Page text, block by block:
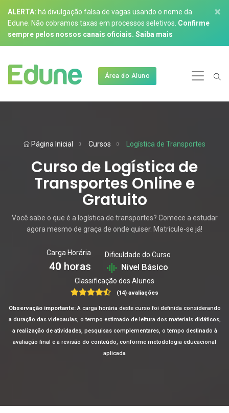
ALERTA: há divulgação falsa de vagas usando o nome da
Edune. Não cobramos taxas em processos seletivos. Confirme
sempre pelos nossos canais oficiais. Saiba mais
×
Área do Aluno
Página Inicial Cursos Logística de Transportes
Curso de Logística de
Transportes Online e
Gratuito
Você sabe o que é a logística de transportes? Comece a estudar
agora mesmo de graça de onde quiser. Matricule-se já!
Carga Horária
40 horas
Dificuldade do Curso
Nivel Básico
Classificação dos Alunos
(14) avaliações
Observação importante:A carga horária deste curso foi definida considerando
a duração das videoaulas, o tempo estimado de leitura dos materiais didáticos,
a realização de atividades, pesquisas complementares, o tempo destinado à
avaliação final e a revisão do conteúdo, conforme metodologia educacional
aplicada